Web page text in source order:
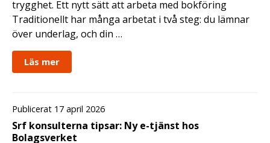
trygghet. Ett nytt sätt att arbeta med bokföring
Traditionellt har många arbetat i två steg: du lämnar
över underlag, och din …
Läs mer
Publicerat 17 april 2026
Srf konsulterna tipsar: Ny e-tjänst hos
Bolagsverket